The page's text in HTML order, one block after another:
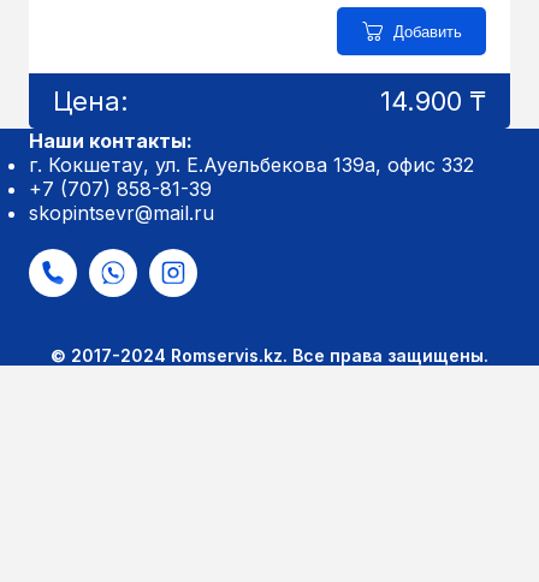
Добавить
Цена: 14.900 ₸
Наши контакты:
г. Кокшетау, ул. Е.Ауельбекова 139а, офис 332
+7 (707) 858-81-39
skopintsevr@mail.ru
© 2017-2024 Romservis.kz. Все права защищены.